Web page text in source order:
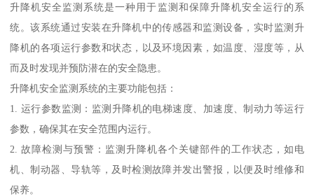
升降机安全监测系统是一种用于监测和保障升降机安全运行的系
统。该系统通过安装在升降机中的传感器和监测设备，实时监测升
降机的各项运行参数和状态，以及环境因素，如温度、湿度等，从
而及时发现并预防潜在的安全隐患。
升降机安全监测系统的主要功能包括：
1. 运行参数监测：监测升降机的电梯速度、加速度、制动力等运行
参数，确保其在安全范围内运行。
2. 故障检测与预警：监测升降机各个关键部件的工作状态，如电
机、制动器、导轨等，及时检测故障并发出警报，以便及时维修和
保养。